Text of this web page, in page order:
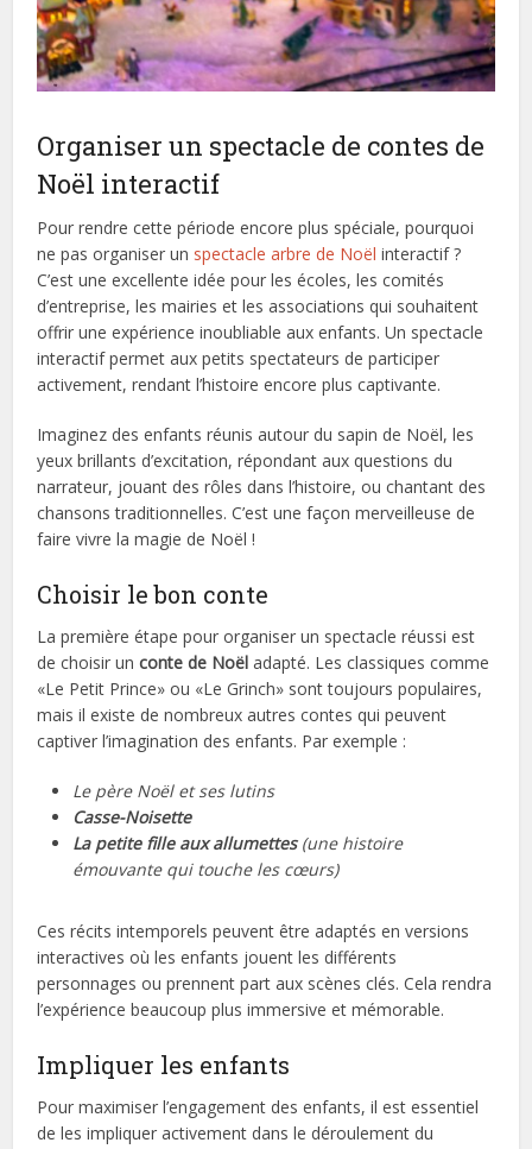
Organiser un spectacle de contes de
Noël interactif
Pour rendre cette période encore plus spéciale, pourquoi
ne pas organiser un spectacle arbre de Noël interactif ?
C’est une excellente idée pour les écoles, les comités
d’entreprise, les mairies et les associations qui souhaitent
offrir une expérience inoubliable aux enfants. Un spectacle
interactif permet aux petits spectateurs de participer
activement, rendant l’histoire encore plus captivante.
Imaginez des enfants réunis autour du sapin de Noël, les
yeux brillants d’excitation, répondant aux questions du
narrateur, jouant des rôles dans l’histoire, ou chantant des
chansons traditionnelles. C’est une façon merveilleuse de
faire vivre la magie de Noël !
Choisir le bon conte
La première étape pour organiser un spectacle réussi est
de choisir unconte de Noël adapté. Les classiques comme
«Le Petit Prince» ou «Le Grinch» sont toujours populaires,
mais il existe de nombreux autres contes qui peuvent
captiver l’imagination des enfants. Par exemple :
Le père Noël et ses lutins
Casse-Noisette
La petite fille aux allumettes(une histoire
émouvante qui touche les cœurs)
Ces récits intemporels peuvent être adaptés en versions
interactives où les enfants jouent les différents
personnages ou prennent part aux scènes clés. Cela rendra
l’expérience beaucoup plus immersive et mémorable.
Impliquer les enfants
Pour maximiser l’engagement des enfants, il est essentiel
de les impliquer activement dans le déroulement du